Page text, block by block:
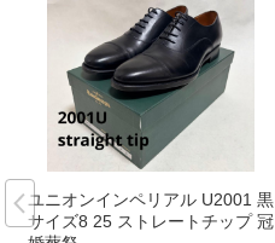
ユニオンインペリアル U2001 黒
サイズ8 25 ストレートチップ 冠